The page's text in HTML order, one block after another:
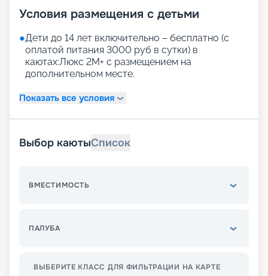
Условия размещения с детьми
●Дети до 14 лет включительно – бесплатно (с
оплатой питания 3000 руб в сутки) в
каютах:Люкс 2М+ с размещением на
дополнительном месте.
Показать все условия
Выбор каютыСписок
ВМЕСТИМОСТЬ
ПАЛУБА
ВЫБЕРИТЕ КЛАСС ДЛЯ ФИЛЬТРАЦИИ НА КАРТЕ